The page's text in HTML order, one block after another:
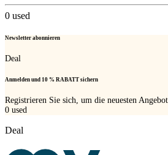
0 used
Newsletter abonnieren
Deal
Anmelden und 10 % RABATT sichern
Registrieren Sie sich, um die neuesten
0 used
Deal